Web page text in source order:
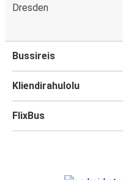
Dresden
Bussireis
Kliendirahulolu
FlixBus